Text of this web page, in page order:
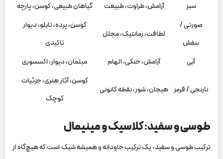
سبز
آرامش، طراوت، طبیعت
گیاهان طبیعی، کوسن، پارچه
صورتی /
بنفش
لطافت، رمانتیک، مجلل
کوسن، پرده، تابلو، دیوار
تاکیدی
آبی
آرامش، خنکی، الهام مبلمان، دیوار، اکسسوری
نارنجی / قرمز هیجان، شور، نقطه کانونی
کوسن، آثار هنری، جزئیات
کوچک
طوسی و سفید: کلاسیک و مینیمال
ترکیب طوسی و سفید، یک ترکیب جاودانه و همیشه شیک است که هیچ‌گاه از